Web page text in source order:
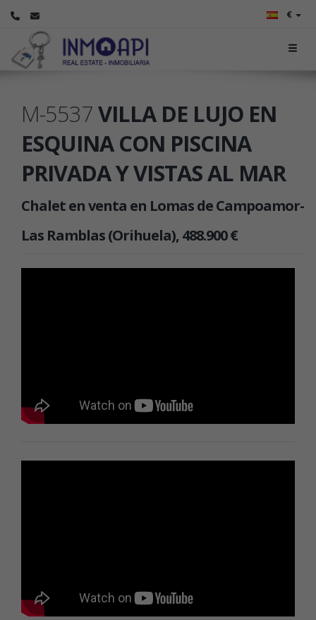
€
M-5537VILLA DE LUJO EN
ESQUINA CON PISCINA
PRIVADA Y VISTAS AL MAR
Chalet en venta en Lomas de Campoamor-
Las Ramblas (Orihuela), 488.900 €